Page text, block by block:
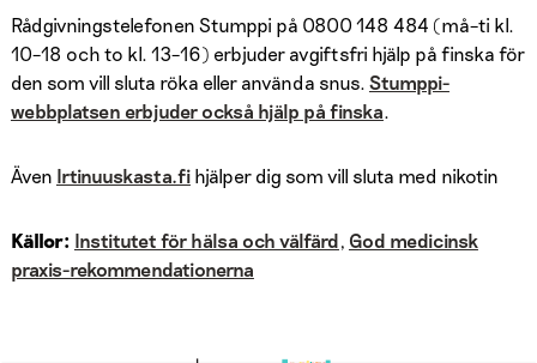
Rådgivningstelefonen Stumppi på 0800 148 484 (må–ti kl.
10–18 och to kl. 13–16) erbjuder avgiftsfri hjälp på finska för
den som vill sluta röka eller använda snus. Stumppi-
webbplatsen erbjuder också hjälp på finska
Även Irtinuuskasta.fihjälper dig som vill sluta med nikotin
Källor: Institutet för hälsa och välfärd God medicinsk
praxis-rekommendationerna